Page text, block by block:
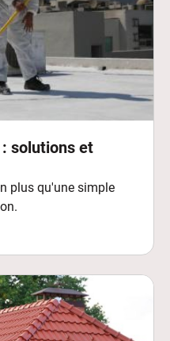
solutions et
plus qu'une simple